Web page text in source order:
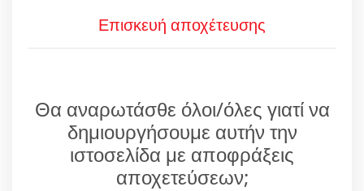
Επισκευή αποχέτευσης
Θα αναρωτάσθε όλοι/όλες γιατί να
δημιουργήσουμε αυτήν την
ιστοσελίδα με αποφράξεις
αποχετεύσεων;